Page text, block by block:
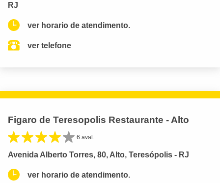
RJ
ver horario de atendimento.
ver telefone
Figaro de Teresopolis Restaurante - Alto
6 aval.
Avenida Alberto Torres, 80, Alto, Teresópolis - RJ
ver horario de atendimento.